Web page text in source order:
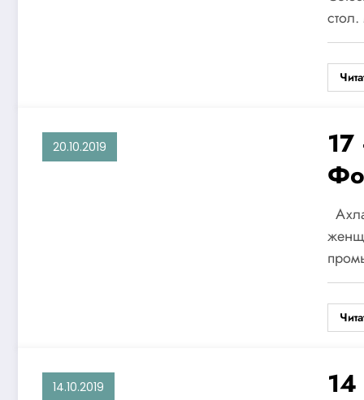
20.10.2019
17
14.10.2019
14